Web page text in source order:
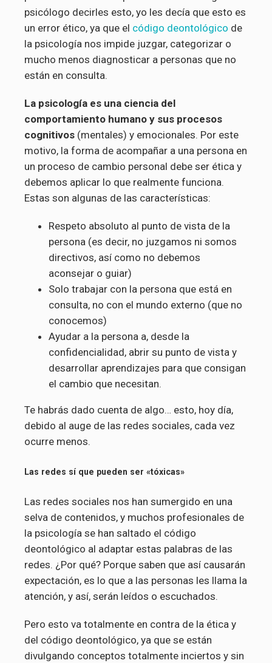
psicólogo decirles esto, yo les decía que esto es
un error ético, ya que el código deontológico de
la psicología nos impide juzgar, categorizar o
mucho menos diagnosticar a personas que no
están en consulta.
La psicología es una ciencia del
comportamiento humano y sus procesos
cognitivos (mentales) y emocionales. Por este
motivo, la forma de acompañar a una persona en
un proceso de cambio personal debe ser ética y
debemos aplicar lo que realmente funciona.
Estas son algunas de las características:
Respeto absoluto al punto de vista de la
persona (es decir, no juzgamos ni somos
directivos, así como no debemos
aconsejar o guiar)
Solo trabajar con la persona que está en
consulta, no con el mundo externo (que no
conocemos)
Ayudar a la persona a, desde la
confidencialidad, abrir su punto de vista y
desarrollar aprendizajes para que consigan
el cambio que necesitan.
Te habrás dado cuenta de algo… esto, hoy día,
debido al auge de las redes sociales, cada vez
ocurre menos.
Las redes sí que pueden ser «tóxicas»
Las redes sociales nos han sumergido en una
selva de contenidos, y muchos profesionales de
la psicología se han saltado el código
deontológico al adaptar estas palabras de las
redes. ¿Por qué? Porque saben que así causarán
expectación, es lo que a las personas les llama la
atención, y así, serán leídos o escuchados.
Pero esto va totalmente en contra de la ética y
del código deontológico, ya que se están
divulgando conceptos totalmente inciertos y sin